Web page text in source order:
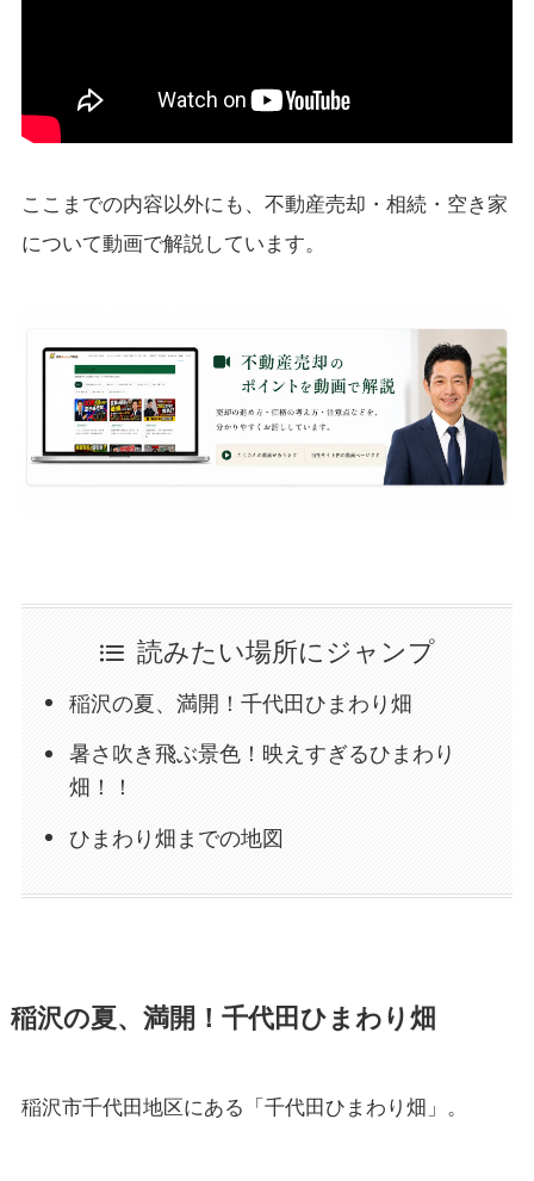
ここまでの内容以外にも、不動産売却・相続・空き家
について動画で解説しています。
読みたい場所にジャンプ
稲沢の夏、満開！千代田ひまわり畑
暑さ吹き飛ぶ景色！映えすぎるひまわり
畑！！
ひまわり畑までの地図
稲沢の夏、満開！千代田ひまわり畑
稲沢市千代田地区にある「千代田ひまわり畑」。